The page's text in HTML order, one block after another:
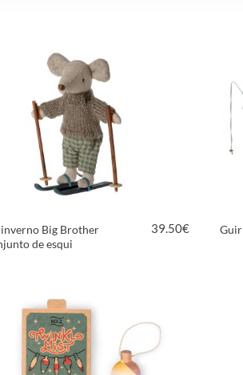
inverno Big Brother
de esqui
39.50€